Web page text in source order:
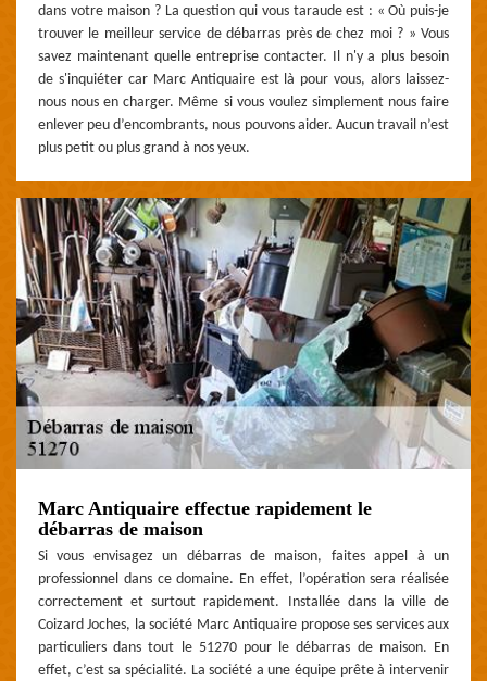
dans votre maison ? La question qui vous taraude est : « Où puis-je
trouver le meilleur service de débarras près de chez moi ? » Vous
savez maintenant quelle entreprise contacter. Il n'y a plus besoin
de s'inquiéter car Marc Antiquaire est là pour vous, alors laissez-
nous nous en charger. Même si vous voulez simplement nous faire
enlever peu d’encombrants, nous pouvons aider. Aucun travail n’est
plus petit ou plus grand à nos yeux.
Marc Antiquaire effectue rapidement le
débarras de maison
Si vous envisagez un débarras de maison, faites appel à un
professionnel dans ce domaine. En effet, l’opération sera réalisée
correctement et surtout rapidement. Installée dans la ville de
Coizard Joches, la société Marc Antiquaire propose ses services aux
particuliers dans tout le 51270 pour le débarras de maison. En
effet, c’est sa spécialité. La société a une équipe prête à intervenir